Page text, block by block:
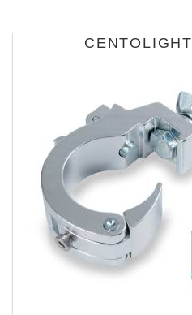
CENTOLIGHT